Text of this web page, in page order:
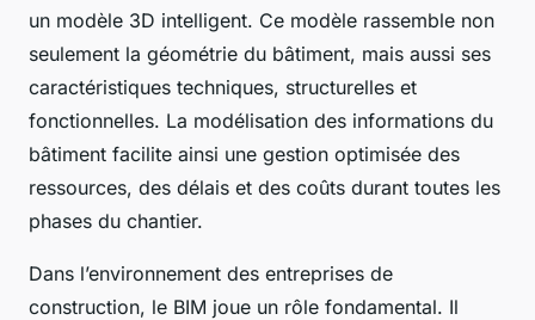
un modèle 3D intelligent. Ce modèle rassemble non
seulement la géométrie du bâtiment, mais aussi ses
caractéristiques techniques, structurelles et
fonctionnelles. La modélisation des informations du
bâtiment facilite ainsi une gestion optimisée des
ressources, des délais et des coûts durant toutes les
phases du chantier.
Dans l’environnement des entreprises de
construction, le BIM joue un rôle fondamental. Il